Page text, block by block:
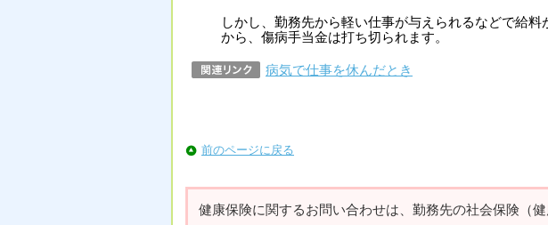
しかし、勤務先から軽い仕事が与えられるなどで給
から、傷病手当金は打ち切られます。
病気で仕事を休んだとき
前のページに戻る
健康保険に関するお問い合わせは、勤務先の社会保険（